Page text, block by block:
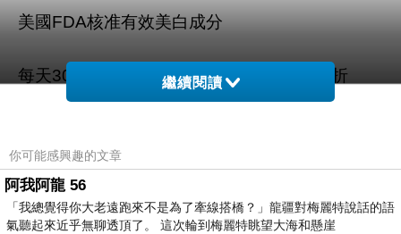
美國FDA核准有效美白成分
每天30分鐘 省時、平價、方便、效果不打折
商品訊息描述
繼續閱讀
你可能感興趣的文章
阿我阿龍 56
「我總覺得你大老遠跑來不是為了牽線搭橋？」龍疆對梅麗特說話的語
氣聽起來近乎無聊透頂了。 這次輪到梅麗特眺望大海和懸崖